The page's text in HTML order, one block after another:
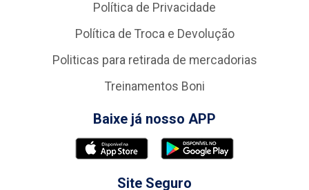
Política de Privacidade
Política de Troca e Devolução
Politicas para retirada de mercadorias
Treinamentos Boni
Baixe já nosso APP
Site Seguro